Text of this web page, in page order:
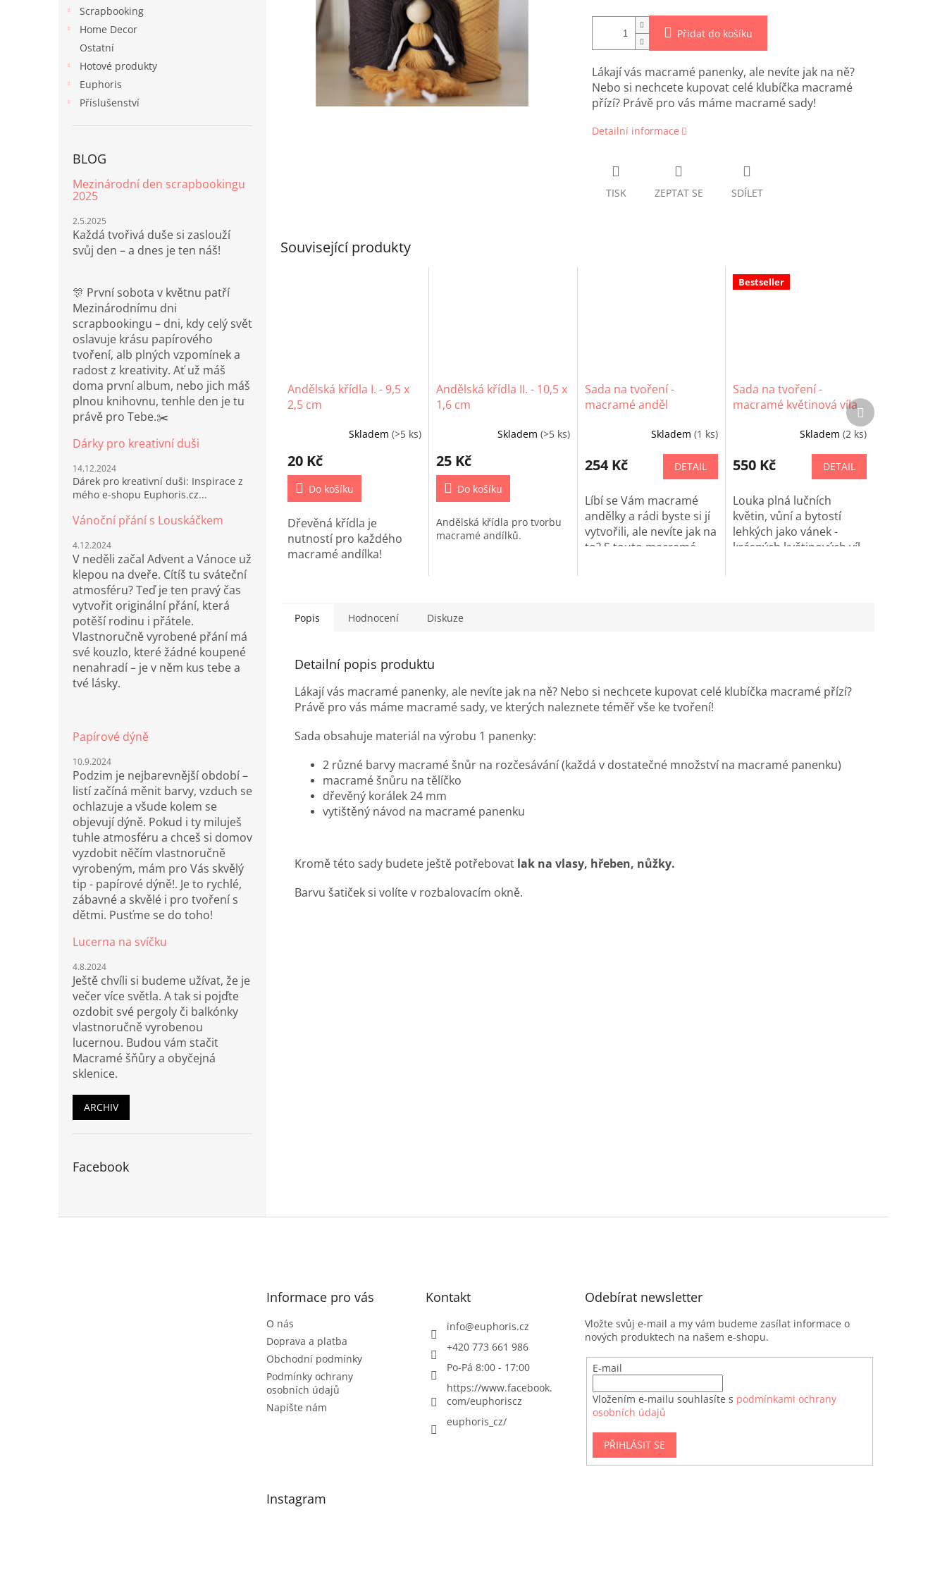
Scrapbooking
Home Decor
Ostatní
Hotové produkty
Euphoris
Příslušenství
BLOG
Mezinárodní den scrapbookingu
2025
2.5.2025
Každá tvořivá duše si zaslouží
svůj den – a dnes je ten náš!
🎊 První sobota v květnu patří
Mezinárodnímu dni
scrapbookingu – dni, kdy celý svět
oslavuje krásu papírového
tvoření, alb plných vzpomínek a
radost z kreativity. Ať už máš
doma první album, nebo jich máš
plnou knihovnu, tenhle den je tu
právě pro Tebe.✂️
Dárky pro kreativní duši
14.12.2024
Dárek pro kreativní duši: Inspirace z
mého e-shopu Euphoris.cz...
Vánoční přání s Louskáčkem
4.12.2024
V neděli začal Advent a Vánoce už
klepou na dveře. Cítíš tu sváteční
atmosféru? Teď je ten pravý čas
vytvořit originální přání, která
potěší rodinu i přátele.
Vlastnoručně vyrobené přání má
své kouzlo, které žádné koupené
nenahradí – je v něm kus tebe a
tvé lásky.
Papírové dýně
10.9.2024
Podzim je nejbarevnější období –
listí začíná měnit barvy, vzduch se
ochlazuje a všude kolem se
objevují dýně. Pokud i ty miluješ
tuhle atmosféru a chceš si domov
vyzdobit něčím vlastnoručně
vyrobeným, mám pro Vás skvělý
tip - papírové dýně!. Je to rychlé,
zábavné a skvělé i pro tvoření s
dětmi. Pusťme se do toho!
Lucerna na svíčku
4.8.2024
Ještě chvíli si budeme užívat, že je
večer více světla. A tak si pojďte
ozdobit své pergoly či balkónky
vlastnoručně vyrobenou
lucernou. Budou vám stačit
Macramé šňůry a obyčejná
sklenice.
ARCHIV
Facebook
Přidat do košíku
Lákají vás macramé panenky, ale nevíte jak na ně?
Nebo si nechcete kupovat celé klubíčka macramé
přízí? Právě pro vás máme macramé sady!
Detailní informace
TISK ZEPTAT SE SDÍLET
Související produkty
Andělská křídla I. - 9,5 x
2,5 cm
Skladem (>5 ks)
20 Kč
Do košíku
Dřevěná křídla je
nutností pro každého
macramé andílka!
Andělská křídla II. - 10,5 x
1,6 cm
Skladem (>5 ks)
25 Kč
Do košíku
Andělská křídla pro tvorbu
macramé andílků.
Sada na tvoření -
macramé anděl
Skladem(1 ks)
254 Kč DETAIL
Líbí se Vám macramé
andělky a rádi byste si jí
vytvořili, ale nevíte jak na
to? S touto macramé
Bestseller
Sada na tvoření -
macramé květinová víla
Skladem (2 ks)
550 Kč DETAIL
Louka plná lučních
květin, vůní a bytostí
lehkých jako vánek -
krásných květinových víl.
Další
produkt
Popis Hodnocení Diskuze
Detailní popis produktu
Lákají vás macramé panenky, ale nevíte jak na ně? Nebo si nechcete kupovat celé klubíčka macramé přízí?
Právě pro vás máme macramé sady, ve kterých naleznete téměř vše ke tvoření!
Sada obsahuje materiál na výrobu 1 panenky:
2 různé barvy macramé šnůr na rozčesávání (každá v dostatečné množství na macramé panenku)
macramé šnůru na tělíčko
dřevěný korálek 24 mm
vytištěný návod na macramé panenku
Kromě této sady budete ještě potřebovat lak na vlasy, hřeben, nůžky.
Barvu šatiček si volíte v rozbalovacím okně.
Informace pro vás
O nás
Doprava a platba
Obchodní podmínky
Podmínky ochrany
osobních údajů
Napište nám
Kontakt
info@euphoris.cz
+420 773 661 986
Po-Pá 8:00 - 17:00
https://www.facebook.
com/euphoriscz
euphoris_cz/
Odebírat newsletter
Vložte svůj e-mail a my vám budeme zasílat informace o
nových produktech na našem e-shopu.
E-mail
Vložením e-mailu souhlasíte s podmínkami ochrany
osobních údajů
PŘIHLÁSIT SE
Instagram